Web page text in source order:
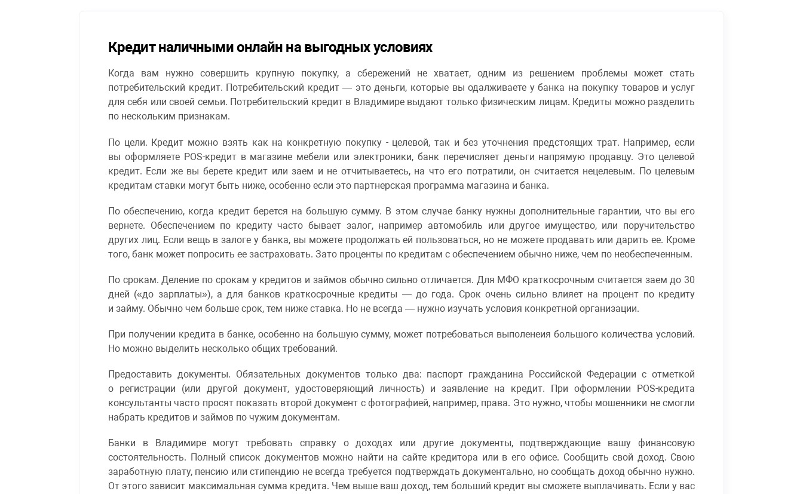
Кредит наличными онлайн на выгодных условиях
Когда вам нужно совершить крупную покупку, а сбережений не хватает, одним из решением проблемы может стать
потребительский кредит. Потребительский кредит — это деньги, которые вы одалживаете у банка на покупку товаров и услуг
для себя или своей семьи. Потребительский кредит в Владимире выдают только физическим лицам. Кредиты можно разделить
по нескольким признакам.
По цели. Кредит можно взять как на конкретную покупку - целевой, так и без уточнения предстоящих трат. Например, если
вы оформляете POS-кредит в магазине мебели или электроники, банк перечисляет деньги напрямую продавцу. Это целевой
кредит. Если же вы берете кредит или заем и не отчитываетесь, на что его потратили, он считается нецелевым. По целевым
кредитам ставки могут быть ниже, особенно если это партнерская программа магазина и банка.
По обеспечению, когда кредит берется на большую сумму. В этом случае банку нужны дополнительные гарантии, что вы его
вернете. Обеспечением по кредиту часто бывает залог, например автомобиль или другое имущество, или поручительство
других лиц. Если вещь в залоге у банка, вы можете продолжать ей пользоваться, но не можете продавать или дарить ее. Кроме
того, банк может попросить ее застраховать. Зато проценты по кредитам с обеспечением обычно ниже, чем по необеспеченным.
По срокам. Деление по срокам у кредитов и займов обычно сильно отличается. Для МФО краткосрочным считается заем до 30
дней («до зарплаты»), а для банков краткосрочные кредиты — до года. Срок очень сильно влияет на процент по кредиту
и займу. Обычно чем больше срок, тем ниже ставка. Но не всегда — нужно изучать условия конкретной организации.
При получении кредита в банке, особенно на большую сумму, может потребоваться выполенеия большого количества условий.
Но можно выделить несколько общих требований.
Предоставить документы. Обязательных документов только два: паспорт гражданина Российской Федерации с отметкой
о регистрации (или другой документ, удостоверяющий личность) и заявление на кредит. При оформлении POS-кредита
консультанты часто просят показать второй документ с фотографией, например, права. Это нужно, чтобы мошенники не смогли
набрать кредитов и займов по чужим документам.
Банки в Владимире могут требовать справку о доходах или другие документы, подтверждающие вашу финансовую
состоятельность. Полный список документов можно найти на сайте кредитора или в его офисе. Сообщить свой доход. Свою
заработную плату, пенсию или стипендию не всегда требуется подтверждать документально, но сообщать доход обычно нужно.
От этого зависит максимальная сумма кредита. Чем выше ваш доход, тем больший кредит вы сможете выплачивать. Если у вас